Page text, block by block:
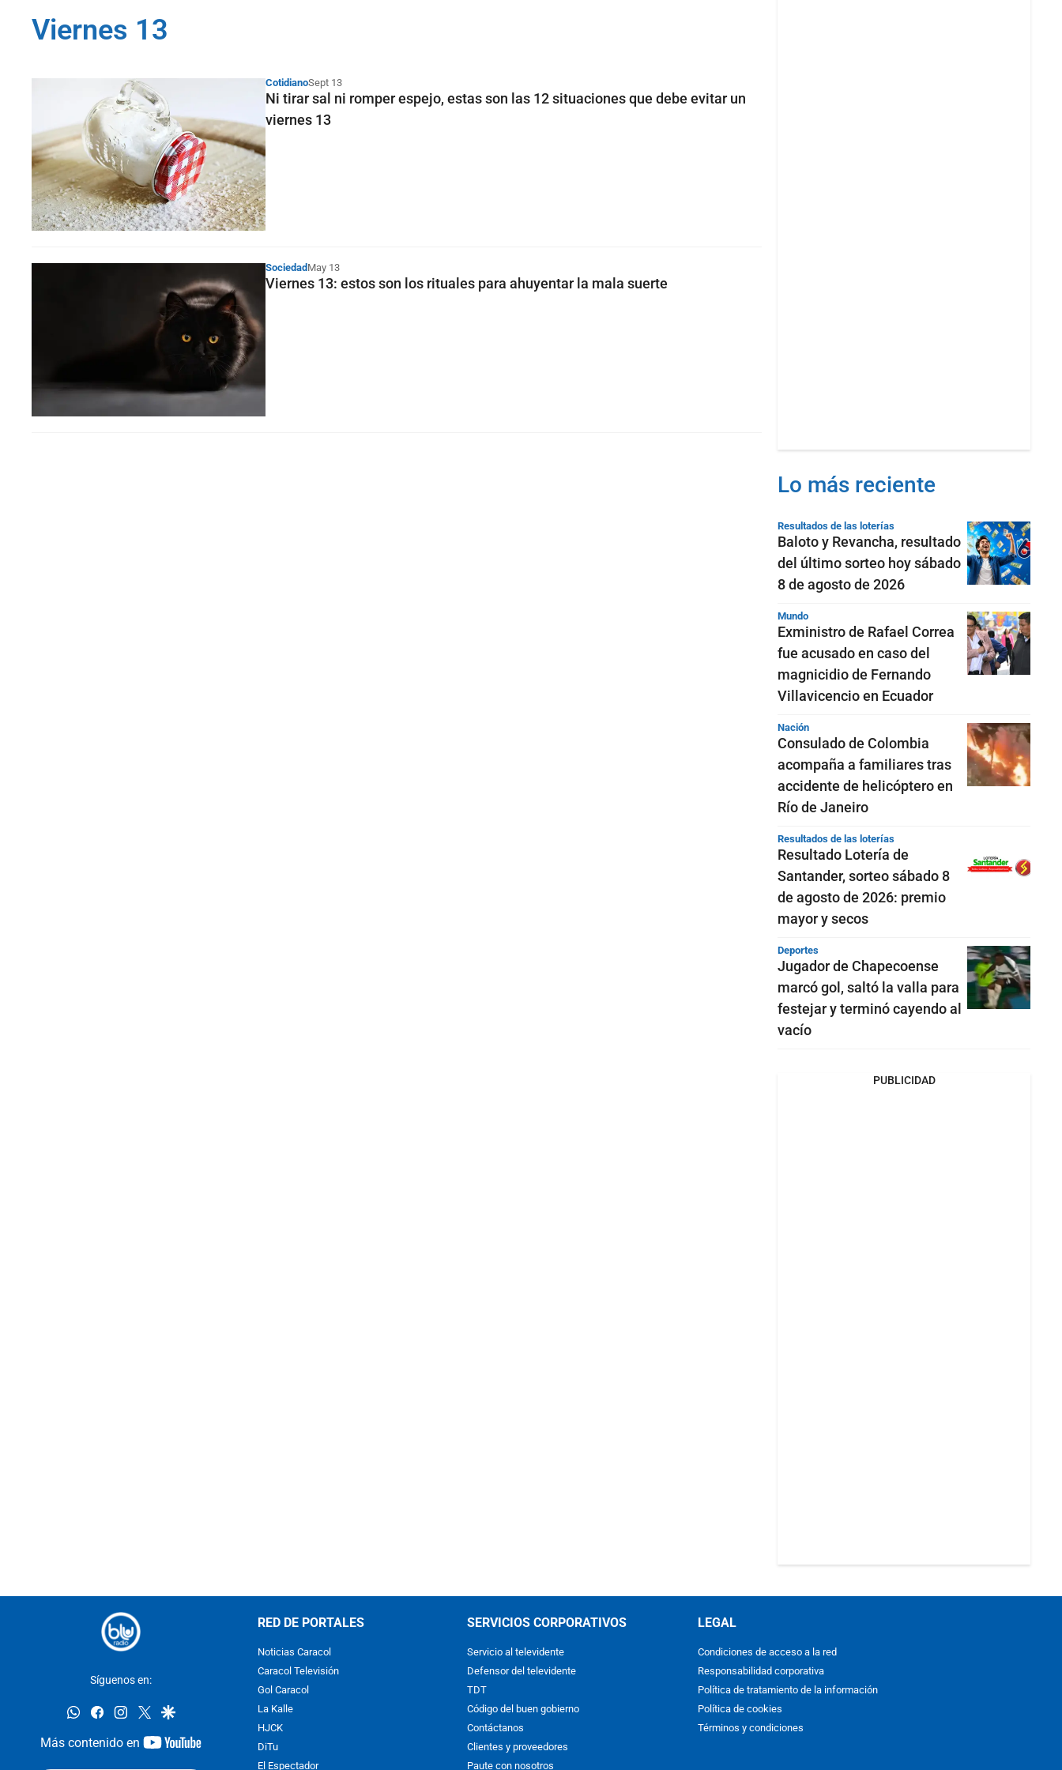
Viernes 13
CotidianoSept 13
Ni tirar sal ni romper espejo, estas son las 12 situaciones que debe evitar un
viernes 13
Sociedad May 13
Viernes 13: estos son los rituales para ahuyentar la mala suerte
Lo más reciente
Resultados de las loterías
Baloto y Revancha, resultado
del último sorteo hoy sábado
8 de agosto de 2026
Mundo
Exministro de Rafael Correa
fue acusado en caso del
magnicidio de Fernando
Villavicencio en Ecuador
Nación
Consulado de Colombia
acompaña a familiares tras
accidente de helicóptero en
Río de Janeiro
Resultados de las loterías
Resultado Lotería de
Santander, sorteo sábado 8
de agosto de 2026: premio
mayor y secos
Deportes
Jugador de Chapecoense
marcó gol, saltó la valla para
festejar y terminó cayendo al
vacío
PUBLICIDAD
Síguenos en:
whatsappfacebookinstagram
twittergoogle
Más contenido en
youtube-
RED DE PORTALES
Noticias Caracol
Caracol Televisión
Gol Caracol
La Kalle
HJCK
DiTu
El Espectador
SERVICIOS CORPORATIVOS
Servicio al televidente
Defensor del televidente
TDT
Código del buen gobierno
Contáctanos
Clientes y proveedores
Paute con nosotros
LEGAL
Condiciones de acceso a la red
Responsabilidad corporativa
Política de tratamiento de la información
Política de cookies
Términos y condiciones